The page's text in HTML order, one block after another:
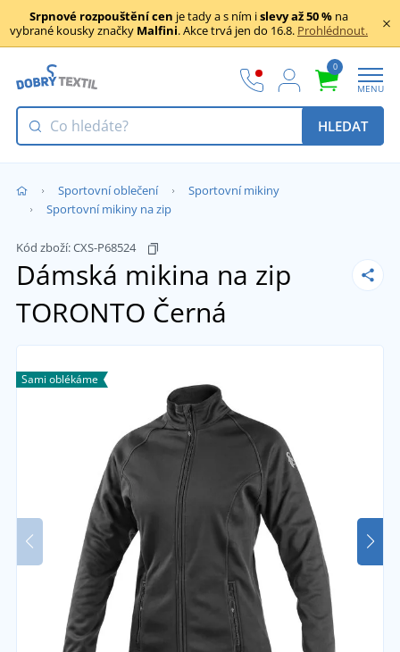
Srpnové rozpouštění cen je tady a s ním islevy až 50 % na
vybrané kousky značky Malfini. Akce trvá jen do 16.8. Prohlédnout.
0
MENU
HLEDAT
Sportovní oblečení
Sportovní mikiny
Sportovní mikiny na zip
Kód zboží:CXS-P68524
Dámská mikina na zip
TORONTO Černá
Sami oblékáme